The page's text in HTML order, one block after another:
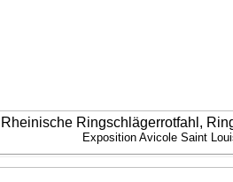
Rheinische Ringschlägerrotfahl,
Exposition Avicole Saint